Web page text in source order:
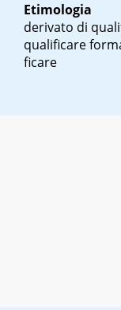
Etimologia
derivato di
qualificare
ficare